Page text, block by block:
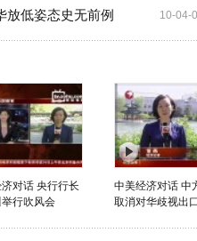
10-04-
放低姿态史无前例
对话 央行行长
行吹风会
中美经济对话 中
取消对华歧视出